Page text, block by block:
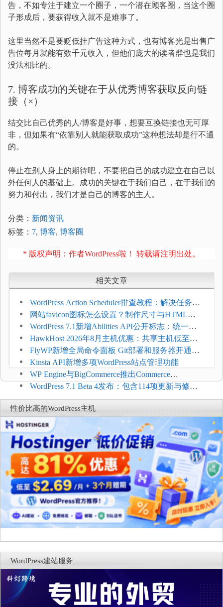
告，不如专注于建立一个圈子，一个潜在顾客圈，当这个圈
子形成后，要获得收入就不是难事了。
这里当然不是要贬低挂广告这种方式，也有博客光是出售广
告位每月就能有数千元收入，但他们庞大的读者群也是我们
没法相比的。
7. 博客成功的关键在于从优秀博客获取反向链
接（×）
结交比自己优秀的人/博客是好事，想要互换链接也无可厚
非，但如果有“依靠别人就能获取成功”这种想法却是行不通
的。
停止在别人身上的期待吧，不要把自己的成功建立在自己以
外任何人的基础上。成功的关键在于我们自己，在于我们的
努力和付出，我们才是自己的博客的主人。
分类： 新闻资讯
标签： 7, 博客, 博客圈
* 版权声明：作者WordPress啦！ 转载请注明出处。
相关文章
WordPress Action Scheduler排查教程：解决任务积
压和订单延迟
网站favicon图标怎么设置？制作尺寸与HTML添
加方法
WordPress 7.1新增Abilities API公开标志：统一支
持REST API、MCP与AI代理
HawkHost 2026年8月主机优惠：共享主机低至
$2.61/月，高性能主机同步折扣
FlyWP新增全局命令面板 Git部署和服务器开通更
方便
Kinsta API新增多项WordPress站点管理功能
WP Engine与BigCommerce推出Commerce
Connect：WordPress商店可保留前台体验并扩展电
商能力
WordPress 7.1 Beta 4发布：包含114项更新与修
复，仅建议在测试环境体验
性价比高的WordPress主机
WordPress建站服务